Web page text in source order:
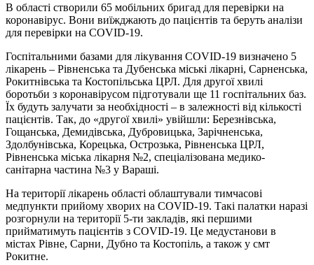
В області створили 65 мобільних бригад для перевірки на
коронавірус. Вони виїжджають до пацієнтів та беруть аналізи
для перевірки на COVID-19.
Госпітальними базами для лікування COVID-19 визначено 5
лікарень – Рівненська та Дубенська міські лікарні, Сарненська,
Рокитнівська та Костопільська ЦРЛ. Для другої хвилі
боротьби з коронавірусом підготували ще 11 госпітальних баз.
Їх будуть залучати за необхідності – в залежності від кількості
пацієнтів. Так, до «другої хвилі» увійшли: Березнівська,
Гощанська, Демидівська, Дубровицька, Зарічненська,
Здолбунівська, Корецька, Острозька, Рівненська ЦРЛ,
Рівненська міська лікарня №2, спеціалізована медико-
санітарна частина №3 у Вараші.
На території лікарень області облаштували тимчасові
медпункти прийому хворих на COVID-19. Такі палатки наразі
розгорнули на території 5-ти закладів, які першими
прийматимуть пацієнтів з COVID-19. Це медустанови в
містах Рівне, Сарни, Дубно та Костопіль, а також у смт
Рокитне.